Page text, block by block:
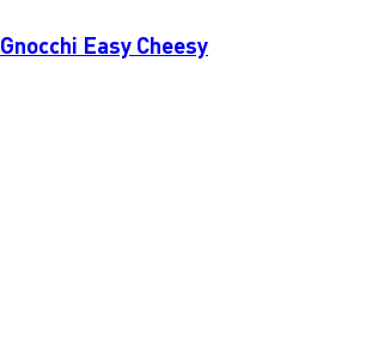
Gnocchi Easy Cheesy